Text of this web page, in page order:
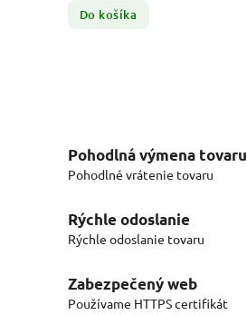
Do košíka
Pohodlná výmena tovaru
Pohodlné vrátenie tovaru
Rýchle odoslanie
Rýchle odoslanie tovaru
Zabezpečený web
Používame HTTPS certifikát